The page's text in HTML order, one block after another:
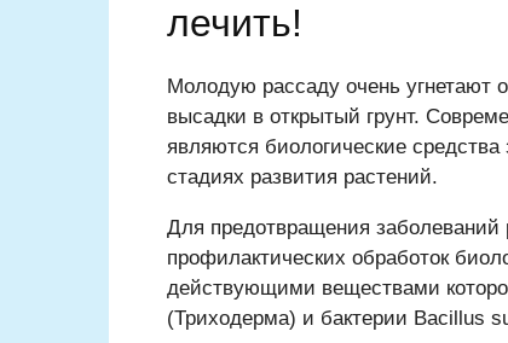
лечить!
Молодую рассаду очень угнетают
высадки в открытый грунт.
являются биологические
стадиях развития растений.
Для предотвращения заболеваний
профилактических обработок
действующими веществами
(Триходерма) и бактерии Bacillus